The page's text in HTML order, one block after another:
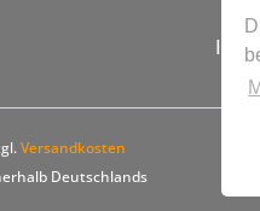
Versandkosten
Deutschlands